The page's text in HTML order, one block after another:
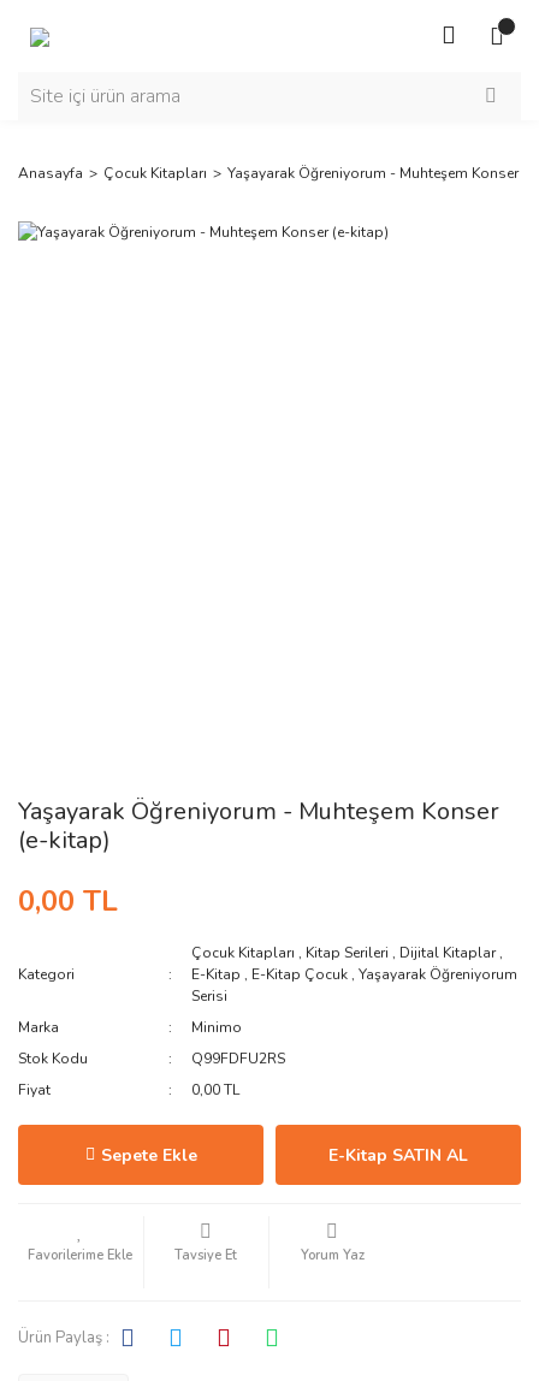
Anasayfa Çocuk Kitapları Yaşayarak Öğreniyorum - Muhteşem Konser
Yaşayarak Öğreniyorum - Muhteşem Konser
(e-kitap)
0,00 TL
Kategori
Çocuk Kitapları , Kitap Serileri , Dijital Kitaplar,
E-Kitap , E-Kitap Çocuk ,Yaşayarak Öğreniyorum
Serisi
Marka
Minimo
Stok Kodu
Q99FDFU2RS
Fiyat
0,00 TL
Sepete Ekle E-Kitap SATIN AL
Tavsiye Et Yorum Yaz
Ürün Paylaş :